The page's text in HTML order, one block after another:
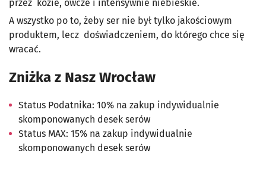
przez kozie, owcze i intensywnie niebieskie.
A wszystko po to, żeby ser nie był tylko jakościowym
produktem, lecz doświadczeniem, do którego chce się
wracać.
Zniżka z Nasz Wrocław
Status Podatnika: 10% na zakup indywidualnie
skomponowanych desek serów
Status MAX: 15% na zakup indywidualnie
skomponowanych desek serów